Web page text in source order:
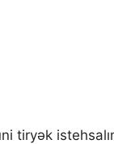
tiryək